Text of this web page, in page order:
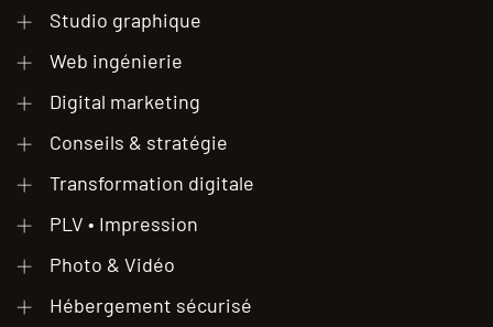
Studio graphique
Web ingénierie
Digital marketing
Conseils & stratégie
Transformation digitale
PLV • Impression
Photo & Vidéo
Hébergement sécurisé